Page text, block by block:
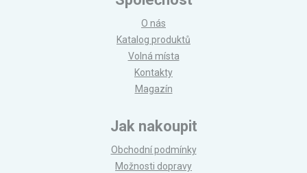
O nás
Katalog produktů
Volná místa
Kontakty
Magazín
Jak nakoupit
Obchodní podmínky
Možnosti dopravy